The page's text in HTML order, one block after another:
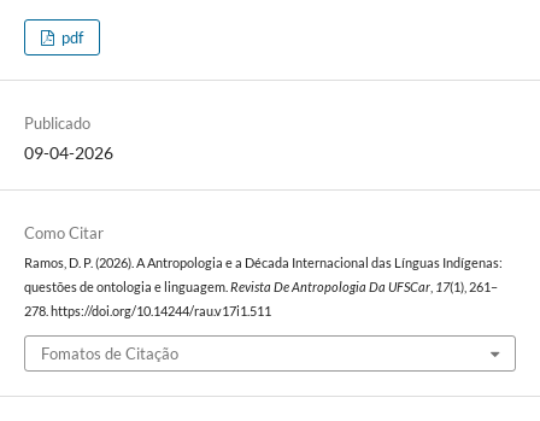
pdf
Publicado
09-04-2026
Como Citar
Ramos, D. P. (2026). A Antropologia e a Década Internacional das Línguas Indígenas:
questões de ontologia e linguagem. Revista De Antropologia Da UFSCar, 17(1), 261–
278. https://doi.org/10.14244/rau.v17i1.511
Fomatos de Citação